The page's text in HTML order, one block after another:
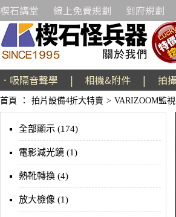
楔石講堂 線上免費規劃 到府規劃
．吸隔音聲學 | 相機&附件 | 拍
首頁 ： 拍片設備4折大特賣 > VARIZOOM監
全部顯示 (174)
電影減光鏡 (1)
熱靴轉換 (4)
放大檢像 (1)